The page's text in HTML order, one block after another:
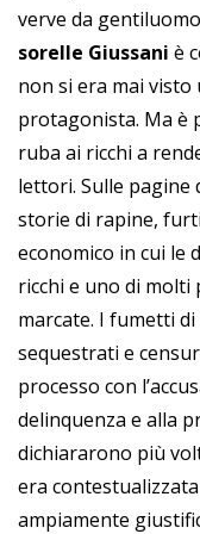
verve da
sorelle Giussani è
non si era mai visto
protagonista. Ma è
ruba ai ricchi a
lettori. Sulle pagine
storie di rapine,
economico in cui le
ricchi e uno di molti
marcate. I fumetti
sequestrati e
processo con
delinquenza e alla
dichiararono più
era
ampiamente